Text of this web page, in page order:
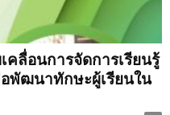
ลื่อนการจัดการเรียนรู้
พัฒนาทักษะผู้เรียนใน